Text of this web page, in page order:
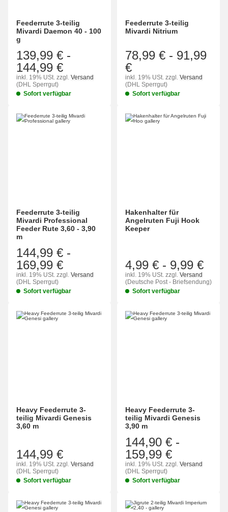
Feederrute 3-teilig
Mivardi Daemon 40 - 100
g
139,99 € -
144,99 €
inkl. 19% USt. zzgl. Versand
(DHL Sperrgut)
Sofort verfügbar
Feederrute 3-teilig
Mivardi Nitrium
78,99 € - 91,99
€
inkl. 19% USt. zzgl. Versand
(DHL Sperrgut)
Sofort verfügbar
Feederrute 3-teilig
Mivardi Professional
Feeder Rute 3,60 - 3,90
m
144,99 € -
169,99 €
inkl. 19% USt. zzgl. Versand
(DHL Sperrgut)
Sofort verfügbar
Hakenhalter für
Angelruten Fuji Hook
Keeper
4,99 € - 9,99 €
inkl. 19% USt. zzgl. Versand
(Deutsche Post - Briefsendung)
Sofort verfügbar
Heavy Feederrute 3-
teilig Mivardi Genesis
3,60 m
144,99 €
inkl. 19% USt. zzgl. Versand
(DHL Sperrgut)
Sofort verfügbar
Heavy Feederrute 3-
teilig Mivardi Genesis
3,90 m
144,90 € -
159,99 €
inkl. 19% USt. zzgl. Versand
(DHL Sperrgut)
Sofort verfügbar